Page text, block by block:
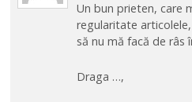
Un bun prieten, care
regularitate
să nu mă facă de râs
Draga …,